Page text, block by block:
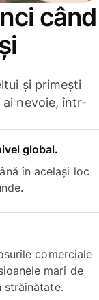
când
și primești
nevoie, într-
global.
în același loc
comerciale
mari de
străinătate.